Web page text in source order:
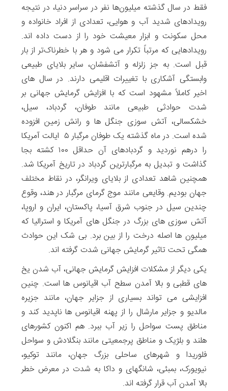
فقط در سال گذشته میلیون‌ها نفر در سراسر دنیا، در نتیجه
رویدادهای شدید آب و هوایی، تعدادی از افراد خانواده و
محل سکونت و ابزار معیشت خود را از دست داده اند.
رویدادهایی که مرتباً تکرار می شود و هر با خطرناک‌تر از بار
قبل است. به جز زلزله و آتشفشان، سایر بلایای طبیعی
وابستگی آشکاری با تغییرات اقلیمی دارند. در سال های
اخیر کاملاً مشهود است که با افزایش گرمایش جهانی بر
شدت حوادثی طبیعی مانند طوفان، گردباد، سیل،
خشکسالی، آتش سوزی جنگل ها و رانش زمین افزوده
شده است. در ماه گذشته یک طوفان مرگبار ۵ ایالت آمریکا
را درهم نوردید و گردبادهای آن حداقل ۱۰۰ کشته بجا
گذاشت و تبدیل به مرگبارترین گردباد در تاریخ آمریکا شد.
همچنین شاهد تعدادی از بلایای ویرانگر، در نقاط مختلف
جهان بودیم. وقایعی مانند موج گرمای مرگبار در هند، وقوع
چندین سیل در جنوب شرق آسیا، پاکستان، ایران و اروپا،
آتش سوزی های بزرگ در جنگل های آمریکا و استرالیا که
میلیون ها اصله درخت را از بین برد. بی شک این حوادث
همگی تحت تاثیر گرمایش جهانی شدت گرفته اند.
یکی دیگر از مشکلات افزایش گرمایش جهانی، آب شدن یخ
های قطبی و بالا آمدن سطح آب اقیانوس ها است. چنین
افزایشی می تواند بسیاری از جزایر جهان، مانند جزیره
مالدیو و جزایر مارشال را از پهنه اقیانوس ها ناپدید کند و
مناطق پست سواحل را زیر آب ببرد. هم اکنون کشورهای
هلند و بلژیک و مناطق پرجمعیتی مانند بنگلادش و سواحل
فلوریدا و شهرهای ساحلی بزرگ جهان، مانند توکیو،
نیویورک، بمبئی، شانگهای و داکا به شدت در معرض خطر
بالا آمدن آب قرار گرفته اند.